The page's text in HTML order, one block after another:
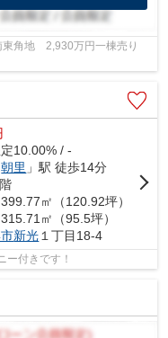
角地 2,930万円一棟売り
10.00% / -
朝里 」駅 徒歩14分
㎡（120.92坪）
㎡（95.5坪）
新光 １丁目18-4
ー付きです！